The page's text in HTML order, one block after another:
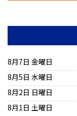
8月7日 金曜日
8月5日 水曜日
8月2日 日曜日
8月1日 土曜日